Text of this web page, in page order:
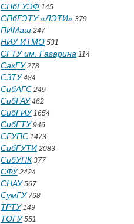
СПбГУЭФ 145
СПбГЭТУ «ЛЭТИ» 379
ПИМаш 247
НИУ ИТМО 531
СГТУ им. Гагарина 114
СахГУ278
СЗТУ484
СибАГС 249
СибГАУ462
СибГИУ1654
СибГТУ946
СГУПС 1473
СибГУТИ 2083
СибУПК 377
СФУ2424
СНАУ567
СумГУ768
ТРТУ149
ТОГУ551